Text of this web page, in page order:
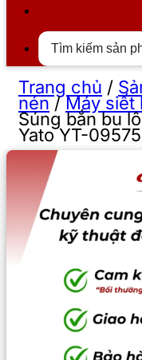
Trang chủ /
nén/Máy siết
Súng bắn bu
Yato YT-09575